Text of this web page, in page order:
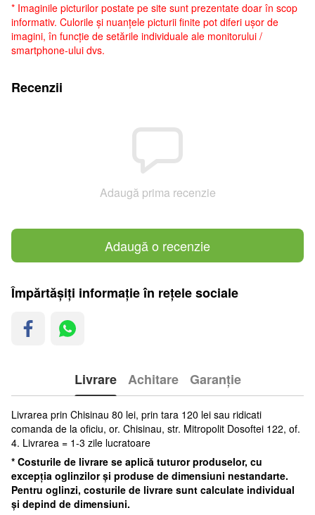
* Imaginile picturilor postate pe site sunt prezentate doar în scop
informativ. Culorile și nuanțele picturii finite pot diferi ușor de
imagini, în funcție de setările individuale ale monitorului /
smartphone-ului dvs.
Recenzii
Adaugă prima recenzie
Adaugă o recenzie
Împărtășiți informație în rețele sociale
Livrare Achitare Garanție
Livrarea prin Chisinau 80 lei, prin tara 120 lei sau ridicati
comanda de la oficiu, or. Chisinau, str. Mitropolit Dosoftei 122, of.
4. Livrarea = 1-3 zile lucratoare
* Costurile de livrare se aplică tuturor produselor, cu
excepția oglinzilor și produse de dimensiuni nestandarte.
Pentru oglinzi, costurile de livrare sunt calculate individual
și depind de dimensiuni.